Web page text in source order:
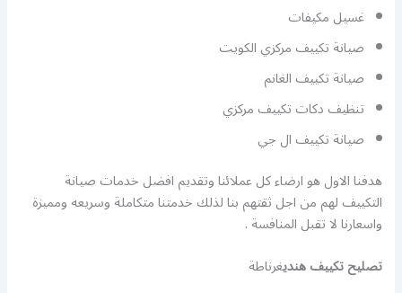
غسيل مكيفات
صيانة تكييف مركزي الكويت
صيانة تكييف الغانم
تنظيف دكات تكييف مركزي
صيانة تكييف ال جي
هدفنا الاول هو ارضاء كل عملائنا وتقديم افضل خدمات صيانة
التكييف لهم من اجل ثقتهم بنا لذلك خدمتنا متكاملة وسريعه ومميزة
واسعارنا لا تقبل المنافسة .
تصليح تكييف هنديغرناطة